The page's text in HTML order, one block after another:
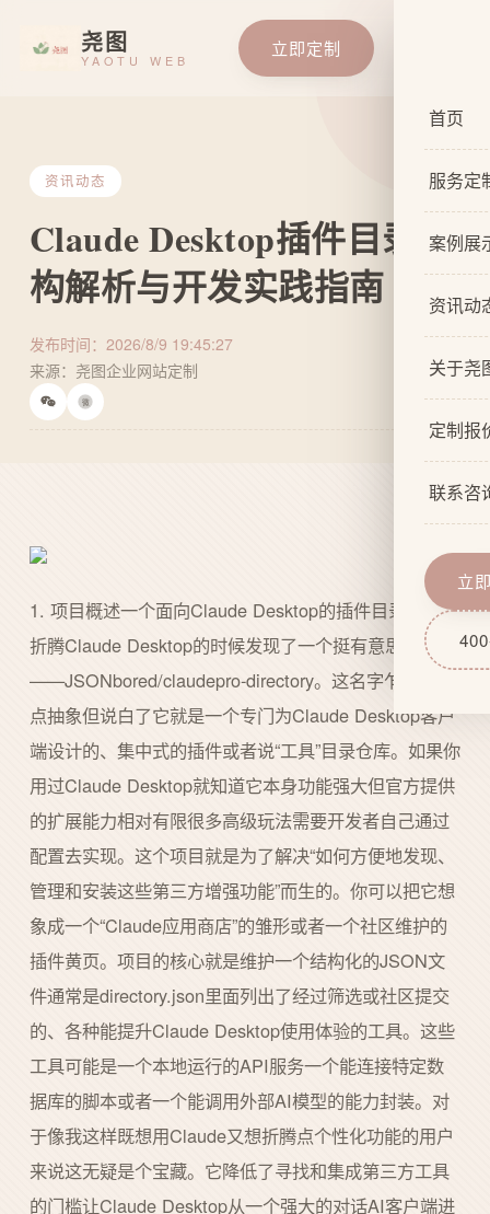
尧图
YAOTU WEB
立即定制
首页
服务定
服务
基础
自适
网站
网站
案例展
资讯动
关于尧
关于
设计
技术
定制报
联系咨
立
资讯动态
Claude Desktop插件目录架
构解析与开发实践指南
发布时间：2026/8/9 19:45:27
来源：尧图企业网站定制
微
1. 项目概述一个面向Claude Desktop的插件目录最近在折腾Claude Desktop的时候发现了一个挺有意思的东西——JSONbored/claudepro-directory。这名字乍一看有点抽象但说白了它就是一个专门为Claude Desktop客户端设计的、集中式的插件或者说“工具”目录仓库。如果你用过Claude Desktop就知道它本身功能强大但官方提供的扩展能力相对有限很多高级玩法需要开发者自己通过配置去实现。这个项目就是为了解决“如何方便地发现、管理和安装这些第三方增强功能”而生的。你可以把它想象成一个“Claude应用商店”的雏形或者一个社区维护的插件黄页。项目的核心就是维护一个结构化的JSON文件通常是directory.json里面列出了经过筛选或社区提交的、各种能提升Claude Desktop使用体验的工具。这些工具可能是一个本地运行的API服务一个能连接特定数据库的脚本或者一个能调用外部AI模型的能力封装。对于像我这样既想用Claude又想折腾点个性化功能的用户来说这无疑是个宝藏。它降低了寻找和集成第三方工具的门槛让Claude Desktop从一个强大的对话AI客户端进化成一个更开放、可定制的AI工作台。2. 核心架构与设计思路拆解2.1 为什么需要一个中心化目录Claude Desktop本身支持通过配置来扩展功能但这通常要求用户具备一定的技术背景你需要知道插件的GitHub仓库地址手动克隆代码理解它的配置项然后修改本地的Claude Desktop配置文件。这个过程对普通用户极不友好且难以发现新插件。claudepro-directory项目的设计思路正是瞄准了这个痛点。它采用了一个非常经典且有效的模式中心化索引本地化执行。中心化索引目录项目维护者或社区在一个公开的GitHub仓库中维护一份标准格式的directory.json文件。这份文件就是所有已收录插件的“花名册”。每个插件在这个JSON文件中都对应一个条目包含了插件名称、描述、作者、仓库地址、配置示例、兼容版本等关键元数据。本地化执行客户端Claude Desktop用户只需要在客户端的配置中指向这个directory.json文件的URL。Claude Desktop在启动时会读取这个远程目录将其中列出的插件作为可选项目呈现给用户。用户通过图形界面点击“安装”或“启用”客户端会根据条目中的信息自动完成插件的下载或克隆和配置注入。这种设计的好处显而易见易于发现用户无需在互联网上大海捞针在一个地方就能浏览所有社区认可的插件。一键安装极大简化了安装流程从手动操作变为点击即用。便于管理目录可以统一管理插件的版本、兼容性信息用户能清楚知道哪个插件适合自己当前的Claude Desktop版本。社区驱动任何人都可以通过提交Pull Request来推荐新的插件目录的质量和丰富度随着社区贡献而增长。2.2 目录文件的结构设计项目的核心是directory.json文件它的结构设计直接决定了目录的可用性和扩展性。一个健壮的目录结构通常包含以下层级{ schema_version: 1.0.0, last_updated: 2024-05-15T10:30:00Z, plugins: [ { id: unique-plugin-slug, name: Human Readable Plugin Name, author: Author Name or GitHub Handle, description: A clear description of what this plugin does., homepage: https://github.com/author/plugin-repo, repository: https://github.com/author/plugin-repo.git, version: v1.2.0, claude_desktop_version: 1.5.0, category: [productivity, developer-tools], tags: [web-search, code-execution, calendar], config_schema: { api_key: { type: string, description: Your API key for the service, required: false }, endpoint: { type: string, description: Custom API endpoint, required: false, default: https://api.example.com } }, install: { type: git_clone, path: src }, activation: { command: [node, index.js], env: { API_KEY: {config.api_key} } } } // ... 更多插件 ] }关键字段解析id: 插件的唯一标识符用于在系统内部引用通常使用小写和连字符。config_schema: 这是重中之重。它定义了插件需要哪些配置项如API密钥、服务器地址。采用类似JSON Schema的结构可以指导Claude Desktop生成对应的配置界面让用户无需手动编辑晦涩的配置文件。install: 定义了如何获取插件代码。git_clone是最常见的方式path指定了克隆后代码在仓库中的子目录适用于Monorepo。activation: 定义了如何启动插件进程。command是启动命令数组env是注入的环境变量这里可以看到{config.api_key}这样的模板语法用于将用户在前端界面输入的配置动态注入到运行时环境中。注意这个结构是一个逻辑示意实际项目中可能根据Claude Desktop客户端具体的插件加载协议有所不同。但核心思想不变通过声明式的元数据让客户端能够自动化地完成插件的全生命周期管理。2.3 与Claude Desktop的集成机制猜想虽然具体的集成代码在Claude Desktop客户端内部但我们可以推测其工作流程。当用户在设置中添加了claudepro-directory的目录URL后获取与解析客户端定期或手动触发从该URL获取directory.json文件并解析成内部的插件列表对象。呈现列表在客户端的“插件”或“工具”管理页面以卡片或列表形式展示解析后的插件信息名称、描述、作者等。用户交互用户点击某个插件的“安装”。客户端根据该插件的install字段执行相应的安装操作如git clone到本地一个特定目录比如~/.claude/plugins/下。配置注入如果插件有config_schema客户端会生成一个简单的表单让用户填写。用户保存后配置会被存储到本地如一个config.yaml文件。进程管理当Claude Desktop启动或用户启用插件时客户端根据activation字段启动一个独立的子进程来运行插件。并将用户配置通过环境变量或IPC进程间通信传递给插件进程。通信桥梁插件进程通常会启动一个HTTP或WebSocket服务器。Claude Desktop主进程与插件进程之间会建立一个标准的通信通道可能是基于JSON-RPC或自定义协议。当用户在聊天中触发某个插件功能时主进程会将请求转发给对应的插件进程并将结果返回给聊天界面。这个机制使得插件可以用于任何语言编写Node.js, Python, Go等只要它遵循客户端约定的启动和通信协议即可。3. 核心细节解析与实操要点3.1 插件目录的维护与提交规范对于想向claudepro-directory贡献插件的开发者来说理解提交规范是关键。一个混乱的目录会迅速失去价值。通常项目README会要求通过Pull Request来添加插件。一个合格的插件PR应包含对directory.json的修改在plugins数组中新增一个符合上述结构的对象。这是核心。提供完整的元数据id需唯一且具描述性description应清晰说明功能避免模糊repository必须是公开可访问的。定义清晰的配置模式config_schema要详细。如果插件需要API密钥必须注明并将required设为true。提供default值能提升用户体验。验证安装和激活指令你提供的install和activation信息必须在自己本地环境测试通过。确保git clone后在指定的path下用给定的command可以成功启动插件服务。更新版本信息确保version字段与插件仓库的最新发布版本一致claude_desktop_version指明兼容的客户端版本范围。实操心得在准备提交前最好先在本地模拟整个流程。创建一个临时目录按照你将在PR中描述的install和activation步骤手动操作一遍。这能帮你发现诸如依赖缺失、路径错误、端口冲突等潜在问题。我曾经提交过一个插件因为activation.command里用了相对路径./start.sh而在Claude Desktop的插件运行环境下当前工作目录并非插件根目录导致启动失败。后来改为绝对路径或确保脚本在PATH中才解决。3.2 插件开发者的视角如何让插件“可被目录收录”如果你正在开发一个Claude Desktop插件并希望它能被收录到claudepro-directory中你需要从设计之初就考虑“可插拔性”。1. 配置外部化绝对不要将API密钥、服务器地址等敏感或可变的配置硬编码在代码中。必须设计成通过环境变量或配置文件读取。这与目录中的config_schema是联动的。你的插件启动时应该从process.env.API_KEY或类似的地方读取配置。2. 提供清晰的启动入口你的插件项目应该有一个明确的、稳定的主启动文件如index.js,main.py,app.go。这个文件应当只负责读取配置、启动服务HTTP/WebSocket服务器、并暴露一个健康的生命周期处理启动、关闭信号。避免复杂的命令行参数解析尽量使用环境变量。3. 实现标准的健康检查接口Claude Desktop客户端可能需要知道插件是否正常运行。通常的做法是让插件服务暴露一个/health或/status的HTTP GET端点返回简单的{“status”: “ok”}。这有助于客户端进行监控和故障排查。4. 遵循通信协议这是最核心的一点。你需要深入研究Claude Desktop官方文档如果有或现有流行插件的代码理解客户端与插件之间具体的通信协议和数据格式。常见的模式是客户端会向插件的某个固定端点如/invoke发送一个结构化的JSON请求其中包含用户输入、会话上下文等信息。你的插件处理这个请求并返回一个结构化的JSON响应。确保你的请求/响应模型与客户端期望的一致。5. 完善的文档在你的插件仓库中提供一个详细的README.md说明功能、安装方法、配置项、以及如何手动将其添加到Claude Desktop。即使目录收录了手动安装指南对高级用户和问题排查依然至关重要。3.3 安全性与风险考量使用第三方插件目录带来了便利也引入了安全风险。这是用户和目录维护者都必须严肃对待的问题。对于用户权限意识插件通常需要运行本地命令、访问网络、读写文件。在安装一个插件前务必阅读其描述和配置项思考它是否需要这些权限以及你是否信任其作者。审查配置特别是需要填写API密钥的插件确保你了解这个密钥将被用于何处以及对应的服务是什么。不要将你的核心生产环境的密钥用于不熟悉的插件。隔离环境如果可能在虚拟机或容器中测试新插件。对于需要执行代码的插件如Python执行器要格外小心。对于目录维护者审核机制不能来者不拒。应对提交的PR进行基本审核包括仓库是否活跃、代码是否开源、是否有明显恶意代码、config_schema是否索取了过多不必要权限。免责声明在目录的显著位置声明收录的插件来自社区使用者需自行承担风险目录维护者不对插件的安全性、可靠性负责。举报与下架流程建立渠道让社区可以报告有问题的插件并制定清晰的下架标准。4. 实操过程从零搭建一个简易插件并提交目录让我们通过一个完整的例子来体验如何创建一个简单的Claude Desktop插件并将其提交到类似claudepro-directory的目录中。我们的插件功能很简单一个“天气查询”工具用户可以向Claude询问天气Claude会调用这个插件获取信息。4.1 第一步创建插件项目我们使用Node.js来创建因为它生态丰富适合快速原型开发。# 1. 创建项目目录 mkdir claude-weather-plugin cd claude-weather-plugin # 2. 初始化项目 npm init -y # 3. 安装依赖。我们需要一个web框架来处理请求。 npm install express4.2 第二步编写插件核心代码创建index.js文件const express require(express); const app express(); app.use(express.json()); const PORT process.env.PLUGIN_PORT || 3003; // 端口从环境变量读取避免冲突 const API_KEY process.env.WEATHER_API_KEY; // 天气API密钥 // 模拟的天气数据函数实际应调用如OpenWeatherMap的API async function getWeather(city) { if (!API_KEY) { throw new Error(Weather API key not configured.); } // 这里应该是真实的API调用例如 // const response await fetch(https://api.openweathermap.org/data/2.5/weather?q${city}appid${API_KEY}); // return await response.json(); // 为了演示返回模拟数据 return { city: city, temperature: 22, condition: Sunny, humidity: 65, wind_speed: 5.2 }; } // 健康检查端点 app.get(/health, (req, res) { res.json({ status: ok, service: claude-weather-plugin }); }); // Claude Desktop调用的主要端点 app.post(/invoke, async (req, res) { console.log(Received request:, req.body); const { action, parameters } req.body; // 确保是我们定义的动作 if (action ! get_weather) { return res.status(400).json({ error: Unknown action: ${action} }); } const { city } parameters; if (!city) { return res.status(400).json({ error: Missing required parameter: city }); } try { const weatherData await getWeather(city); // 按照Claude Desktop可能期望的格式返回 res.json({ result: The weather in ${weatherData.city} is ${weatherData.condition} with a temperature of ${weatherData.temperature}°C. Humidity is ${weatherData.humidity}% and wind speed is ${weatherData.wind_speed} m/s. }); } catch (error) { console.error(Error fetching weather:, error); res.status(500).json({ error: error.message }); } }); app.listen(PORT, () { console.log(Claude Weather Plugin listening on port ${PORT}); });4.3 第三步定义插件的目录元数据现在我们需要创建一个描述该插件的条目以便加入directory.json。我们创建一个示例的plugin-entry.json文件{ id: weather-query, name: Weather Query, author: YourName, description: A simple plugin to query weather information for a given city., homepage: https://github.com/yourname/claude-weather-plugin, repository: https://github.com/yourname/claude-weather-plugin.git, version: v1.0.0, claude_desktop_version: 1.0.0, category: [utilities], tags: [weather, api, information], config_schema: { weather_api_key: { type: string, description: Your API key from OpenWeatherMap (or other provider). Get one at https://home.openweathermap.org/api_keys, required: true }, port: { type: number, description: The port number on which the plugin service will run., required: false, default: 3003 } }, install: { type: git_clone }, activation: { command: [node, index.js], env: { WEATHER_API_KEY: {config.weather_api_key}, PLUGIN_PORT: {config.port} } } }关键点说明config_schema定义了两个配置项其中weather_api_key是必需的。description字段给出了明确的指引。activation.env将用户在Claude Desktop界面中输入的配置映射到插件进程的环境变量。{config.weather_api_key}是一个模板变量会被客户端替换为实际值。install.type为git_clone意味着客户端会直接克隆我们提供的仓库地址。4.4 第四步本地测试与调试在提交之前必须在本地完整测试插件和配置的可用性。手动启动插件WEATHER_API_KEYyour_dummy_key PLUGIN_PORT3003 node index.js访问http://localhost:3003/health应看到{“status”: “ok”}。模拟Claude Desktop调用 使用curl或Postman向/invoke发送请求curl -X POST http://localhost:3003/invoke \ -H Content-Type: application/json \ -d {action: get_weather, parameters: {city: London}}应该能收到包含天气信息的JSON响应。测试配置注入确保你的代码正确地从process.env.WEATHER_API_KEY和process.env.PLUGIN_PORT读取值。4.5 第五步提交到目录模拟流程假设claudepro-directory项目存在你需要ForkJSONbored/claudepro-directory仓库。在你的Fork中编辑directory.json文件在plugins数组末尾添加你准备好的插件条目即plugin-entry.json的内容。确保JSON格式正确可以使用JSON验证工具。提交更改并创建一个Pull Request到原仓库。在PR描述中清晰地说明插件的功能、测试情况并可能附上屏幕截图。5. 常见问题与排查技巧实录在实际使用和开发围绕claudepro-directory这类生态的插件时会遇到各种各样的问题。下面是我和社区伙伴们踩过的一些坑以及解决办法。5.1 插件安装失败问题现象在Claude Desktop中点击安装插件后提示安装失败或者列表里根本没有出现“已安装”状态。排查思路网络问题首先检查网络连接。git clone操作需要访问GitHub或其他代码托管平台。可以尝试在终端手动执行git clone repository_url看是否能成功。仓库地址错误检查目录中该插件的repository字段。地址必须是有效的、公开的git仓库地址以.git结尾。确保仓库存在且未被归档或删除。路径问题如果install中指定了path确保该路径在克隆后的仓库中存在。有时开发者误将路径写为仓库根目录下的子目录名但实际上代码在另一个位置。权限问题Claude Desktop客户端是否有权限在它的插件目录如~/.claude/plugins/进行读写在Mac/Linux上检查目录权限在Windows上检查是否被安全软件阻止。实操心得 最稳妥的方式是在插件项目的README里提供手动安装指南。这样当用户通过目录安装失败时还可以通过手动克隆仓库、复制文件到插件目录、手动编辑配置文件的方式来“曲线救国”。这不仅是备用方案也是高级用户偏爱的调试方式。5.2 插件已安装但不工作/无响应问题现象插件显示已启用但在与Claude对话时无法触发其功能或者在插件管理页面显示“未连接”或“错误”。排查思路查看客户端日志这是最重要的第一步。Claude Desktop通常会有日志文件位置因操作系统而异如macOS可能在~/Library/Logs/Claude/。在日志中搜索你的插件ID或名称查找错误信息。常见的错误包括启动命令失败、端口被占用、依赖缺失。检查插件进程使用系统工具如ps aux | grep node或任务管理器查看插件进程是否真的在运行。如果没运行回到日志找启动失败的原因。验证激活命令手动在终端中切换到插件安装目录按照activation.command和activation.env的设置模拟启动进程。例如cd ~/.claude/plugins/weather-query WEATHER_API_KEYtest PLUGIN_PORT3003 node index.js观察控制台是否有报错如模块找不到Error: Cannot find module ‘express’。这通常意味着插件项目的依赖node_modules没有正确安装。一个常见陷阱是git clone不会包含node_modules目录。解决方案是在activation.command中在启动主程序前先执行npm install。但这样会延长启动时间。更好的做法是在插件仓库中提供预构建的包或使用pkg等工具将Node.js应用打包成可执行文件。端